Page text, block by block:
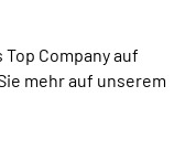
Company auf
mehr auf unserem